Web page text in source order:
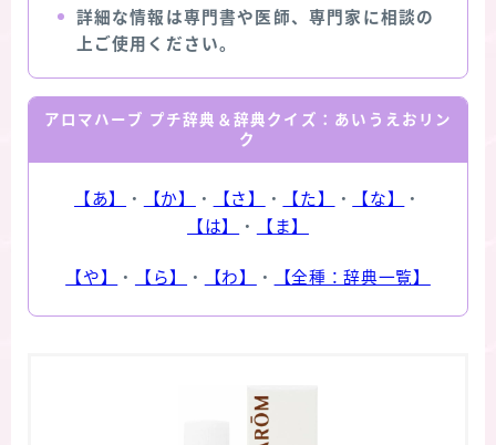
詳細な情報は専門書や医師、専門家に相談の
上ご使用ください。
アロマハーブ プチ辞典＆辞典クイズ：あいうえおリン
ク
【あ】 ・ 【か】 ・ 【さ】 ・ 【た】 ・ 【な】
・
【は】
・ 【ま】
【や】 ・ 【ら】 ・ 【わ】 ・ 【全種：辞典一覧】